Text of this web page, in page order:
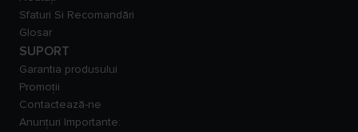
Sfaturi Si Recomandări
Glosar
SUPORT
Garantia produsului
Promoții
Contactează-ne
Anunțuri Importante: